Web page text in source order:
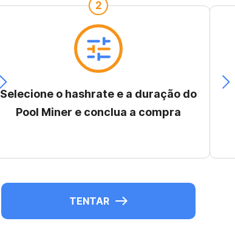
2
Selecione o hashrate e a duração do
Pool Miner e conclua a compra
TENTAR